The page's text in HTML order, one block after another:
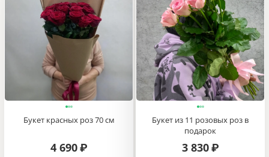
Букет красных роз 70 см
4 690 ₽
Букет из 11 розовых роз в
подарок
3 830 ₽